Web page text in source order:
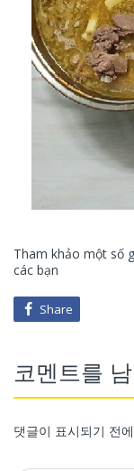
Tham khảo một số
các bạn
Share
코멘트를
댓글이 표시되기 전